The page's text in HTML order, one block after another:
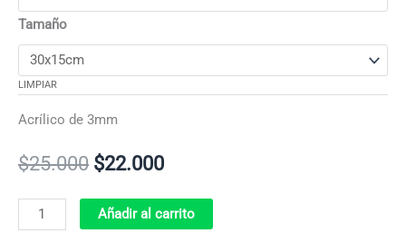
Tamaño
LIMPIAR
Acrílico de 3mm
$25.000 $22.000
Añadir al carrito